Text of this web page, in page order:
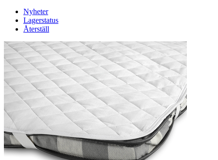
Nyheter
Lagerstatus
Återställ